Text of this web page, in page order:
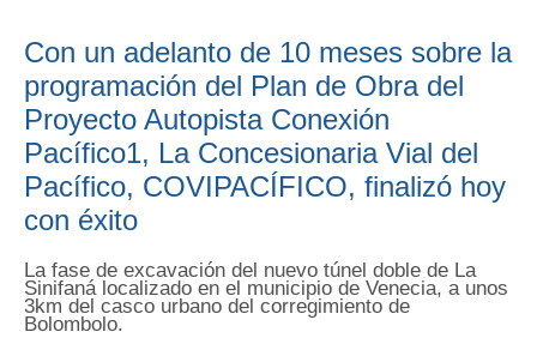
Con un adelanto de 10 meses sobre la
programación del Plan de Obra del
Proyecto Autopista Conexión
Pacífico1, La Concesionaria Vial del
Pacífico, COVIPACÍFICO, finalizó hoy
con éxito
La fase de excavación del nuevo túnel doble de La
Sinifaná localizado en el municipio de Venecia, a unos
3km del casco urbano del corregimiento de
Bolombolo.